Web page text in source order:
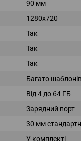
90 мм
1280x720
Так
Так
Так
Багато
Від 4 до 64 ГБ
Зарядний порт
30 мм
У комплекті